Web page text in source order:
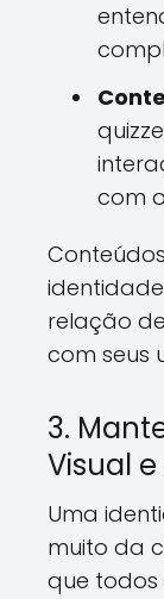
com
relação
com seus
3.
Visual
Uma
muito da
que todos